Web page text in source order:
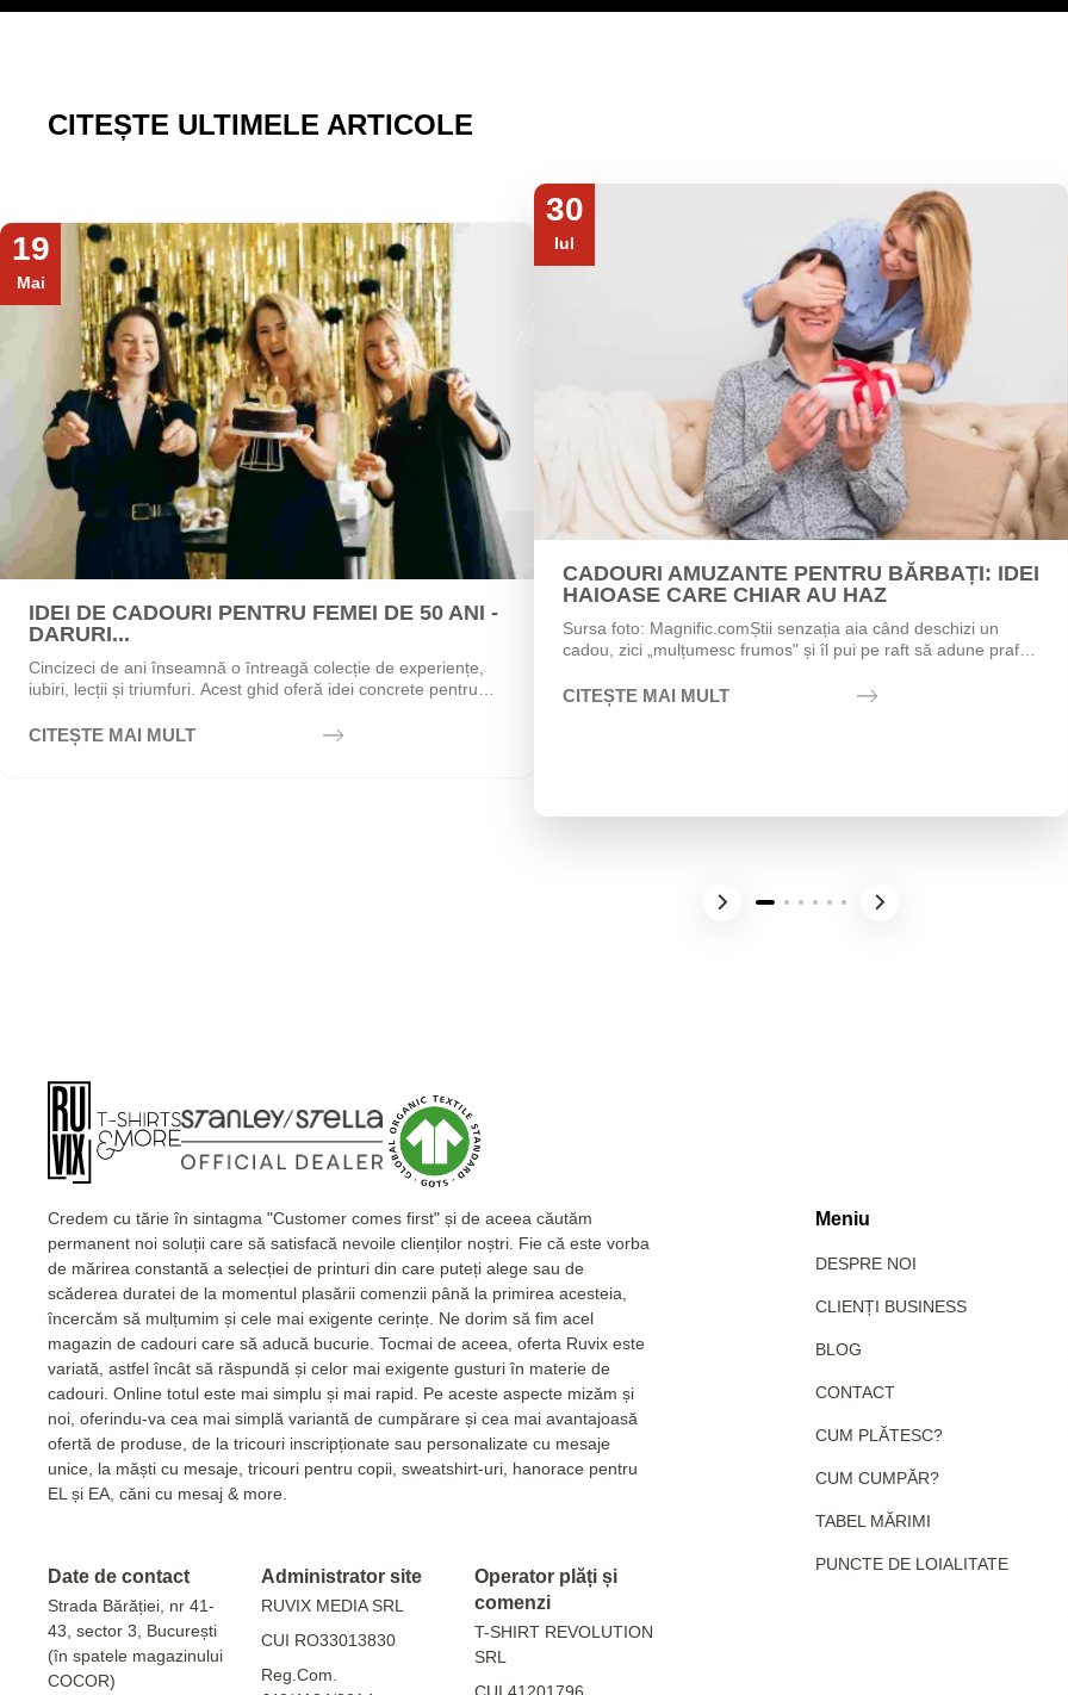
CITEȘTE ULTIMELE ARTICOLE
19
Mai
IDEI DE CADOURI PENTRU FEMEI DE 50 ANI -
DARURI...
Cincizeci de ani înseamnă o întreagă colecție de experiențe,
iubiri, lecții și triumfuri. Acest ghid oferă idei concrete pentru
CITEȘTE MAI MULT
30
Iul
CADOURI AMUZANTE PENTRU BĂRBAȚI: IDEI
HAIOASE CARE CHIAR AU HAZ
Sursa foto: Magnific.comȘtii senzația aia când deschizi un
cadou, zici „mulțumesc frumos" și îl pui pe raft să adune praf?
CITEȘTE MAI MULT
Credem cu tărie în sintagma "Customer comes first" și de aceea căutăm
permanent noi soluții care să satisfacă nevoile clienților noștri. Fie că este vorba
de mărirea constantă a selecției de printuri din care puteți alege sau de
scăderea duratei de la momentul plasării comenzii până la primirea acesteia,
încercăm să mulțumim și cele mai exigente cerințe. Ne dorim să fim acel
magazin de cadouri care să aducă bucurie. Tocmai de aceea, oferta Ruvix este
variată, astfel încât să răspundă și celor mai exigente gusturi în materie de
cadouri. Online totul este mai simplu și mai rapid. Pe aceste aspecte mizăm și
noi, oferindu-va cea mai simplă variantă de cumpărare și cea mai avantajoasă
ofertă de produse, de la tricouri inscripționate sau personalizate cu mesaje
unice, la măști cu mesaje, tricouri pentru copii, sweatshirt-uri, hanorace pentru
EL și EA, căni cu mesaj & more.
Date de contact
Strada Bărăției, nr 41-
43, sector 3, București
(în spatele magazinului
COCOR)
Administrator site
RUVIX MEDIA SRL
CUI RO33013830
Reg.Com.
Operator plăți și
comenzi
T-SHIRT REVOLUTION
SRL
Meniu
DESPRE NOI
CLIENȚI BUSINESS
BLOG
CONTACT
CUM PLĂTESC?
CUM CUMPĂR?
TABEL MĂRIMI
PUNCTE DE LOIALITATE